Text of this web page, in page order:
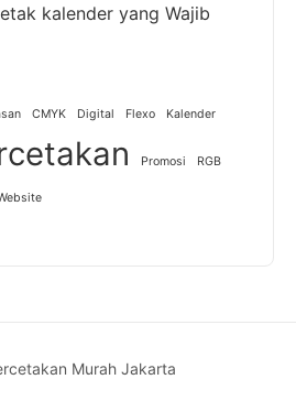
kalender yang Wajib
CMYK Digital Flexo Kalender
Promosi RGB
Murah Jakarta